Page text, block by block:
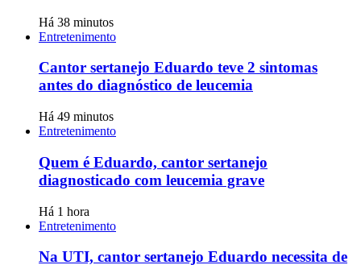
Há 38 minutos
Entretenimento
Cantor sertanejo Eduardo teve 2 sintomas
antes do diagnóstico de leucemia
Há 49 minutos
Entretenimento
Quem é Eduardo, cantor sertanejo
diagnosticado com leucemia grave
Há 1 hora
Entretenimento
Na UTI, cantor sertanejo Eduardo necessita de